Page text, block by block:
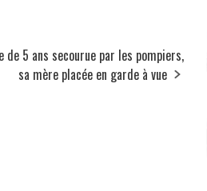
de 5 ans secourue par les pompiers,
sa mère placée en garde à vue